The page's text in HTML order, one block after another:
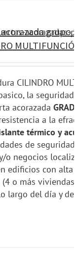
grupo
CILINDRO
la
acorazada
a la
térmico y
de
o negocios
edificios con alta
o más viviendas
largo del día y